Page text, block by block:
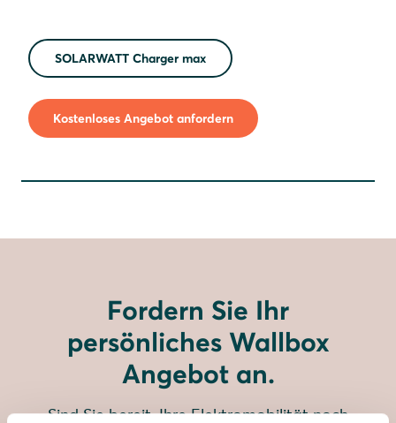
SOLARWATT Charger max
Kostenloses Angebot anfordern
Fordern Sie Ihr
persönliches Wallbox
Angebot an.
Sind Sie bereit, Ihre Elektromobilität noch